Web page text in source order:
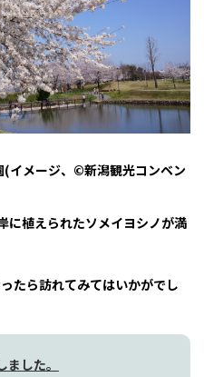
イメージ、©新潟観光コンベン
に植えられたソメイヨシノが満
たら訪れてみてはいかがでし
した。